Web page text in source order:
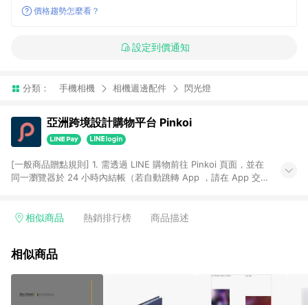
價格趨勢怎麼看？
設定到價通知
分類： 手機相機 相機週邊配件 閃光燈
亞洲跨境設計購物平台 Pinkoi
[一般商品贈點規則] 1. 需透過 LINE 購物前往 Pinkoi 頁面，並在
同一瀏覽器於 24 小時內結帳（若自動跳轉 App ，請在 App 交
回饋訂單不得享有 Pinkoi 站方優惠，例如首購優惠，P coins，
行為，不具贈點資格，部分退款不在此限。 6. APP 請更新至
貨後 45 天後發送。 8. 群眾募資商品，禮物卡，開館保證金，補
運費，攤位費等不具贈點資格。 9. LINE 購物站上之商品規格、
相似商品 熱銷排行榜 商品描述
相似商品